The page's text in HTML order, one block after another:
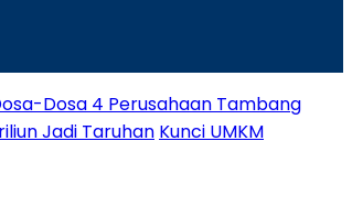
Dosa 4 Perusahaan Tambang
Jadi Taruhan Kunci UMKM